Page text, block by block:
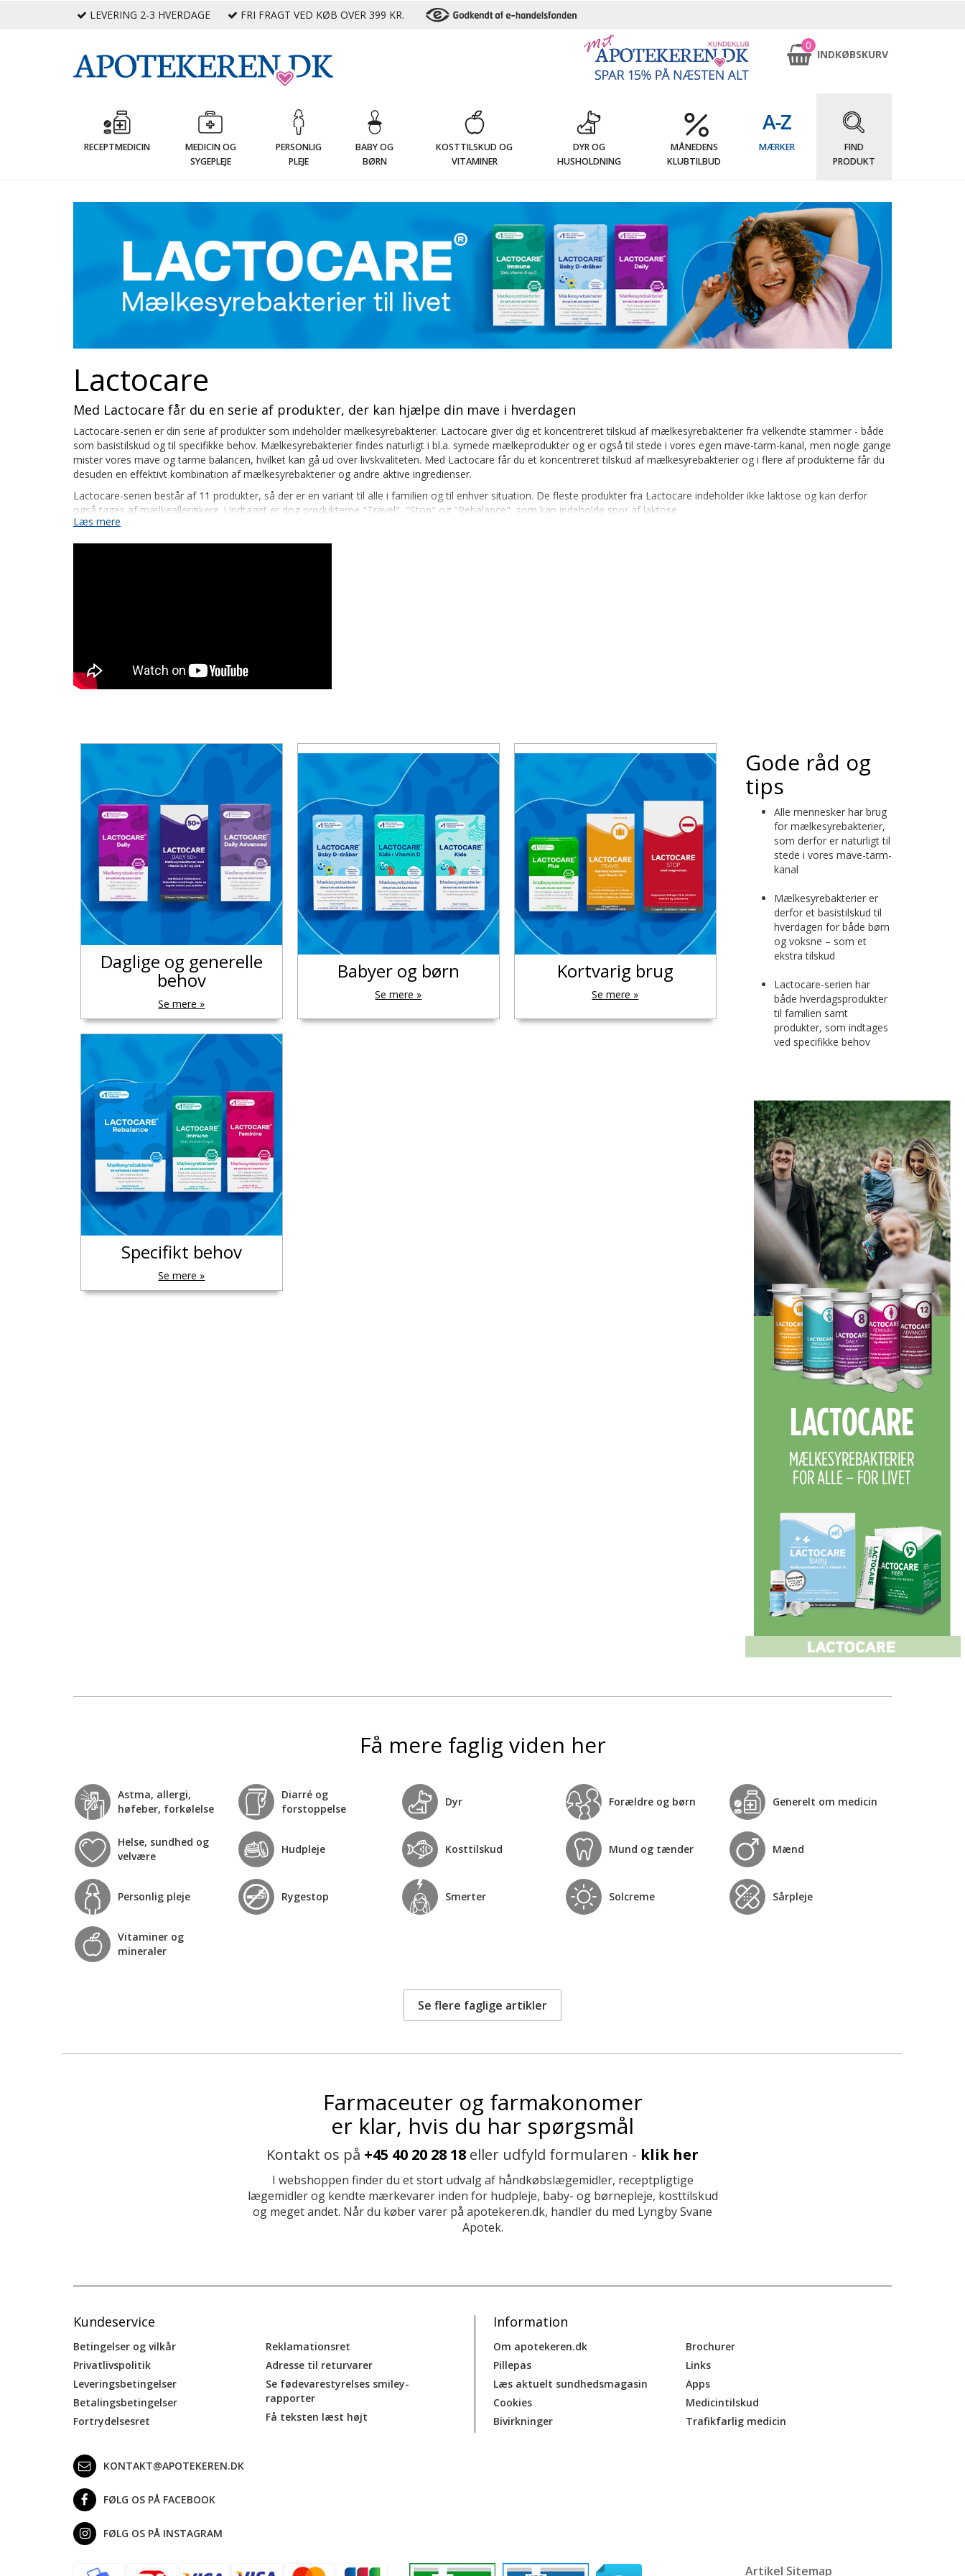
LEVERING 2-3 HVERDAGE FRI FRAGT VED KØB OVER 399 KR.
0
INDKØBSKURV
RECEPTMEDICIN
MEDICIN OG
SYGEPLEJE
PERSONLIG
PLEJE
BABY OG
BØRN
KOSTTILSKUD OG
VITAMINER
DYR OG
HUSHOLDNING
MÅNEDENS
KLUBTILBUD
MÆRKER
FIND
PRODUKT
Lactocare
Med Lactocare får du en serie af produkter, der kan hjælpe din mave i hverdagen
Lactocare-serien er din serie af produkter som indeholder mælkesyrebakterier. Lactocare giver dig et koncentreret tilskud af mælkesyrebakterier fra velkendte stammer - både
som basistilskud og til specifikke behov. Mælkesyrebakterier findes naturligt i bl.a. syrnede mælkeprodukter og er også til stede i vores egen mave-tarm-kanal, men nogle gange
mister vores mave og tarme balancen, hvilket kan gå ud over livskvaliteten. Med Lactocare får du et koncentreret tilskud af mælkesyrebakterier og i flere af produkterne får du
desuden en effektivt kombination af mælkesyrebakterier og andre aktive ingredienser.
Lactocare-serien består af 11 produkter, så der er en variant til alle i familien og til enhver situation. De fleste produkter fra Lactocare indeholder ikke laktose og kan derfor
også tages af mælkeallergikere. Undtaget er dog produkterne "Travel", "Stop" og "Rebalance", som kan indeholde spor af laktose.
Styrk din tarmflora med et godt hverdagstilskud fra Lactocare - køb online nu, eller kom ind på et af vore apoteker og få råd og vejledning til at få styr på mavens balance.
Læs mere
Daglige og generelle
behov
Se mere »
Babyer og børn
Se mere »
Kortvarig brug
Se mere »
Specifikt behov
Se mere »
Gode råd og
tips
Alle mennesker har brug
for mælkesyrebakterier,
som derfor er naturligt til
stede i vores mave-tarm-
kanal
Mælkesyrebakterier er
derfor et basistilskud til
hverdagen for både børn
og voksne – som et
ekstra tilskud
Lactocare-serien har
både hverdagsprodukter
til familien samt
produkter, som indtages
ved specifikke behov
Få mere faglig viden her
Astma, allergi,
høfeber, forkølelse
Diarré og
forstoppelse
Dyr Forældre og børn Generelt om medicin
Helse, sundhed og
velvære
Hudpleje Kosttilskud Mund og tænder Mænd
Personlig pleje Rygestop Smerter Solcreme Sårpleje
Vitaminer og
mineraler
Se flere faglige artikler
Farmaceuter og farmakonomer
er klar, hvis du har spørgsmål
Kontakt os på +45 40 20 28 18 eller udfyld formularen - klik her
I webshoppen finder du et stort udvalg af håndkøbslægemidler, receptpligtige
lægemidler og kendte mærkevarer inden for hudpleje, baby- og børnepleje, kosttilskud
og meget andet. Når du køber varer på apotekeren.dk, handler du med Lyngby Svane
Apotek.
Kundeservice
Betingelser og vilkår
Privatlivspolitik
Leveringsbetingelser
Betalingsbetingelser
Fortrydelsesret
Reklamationsret
Adresse til returvarer
Se fødevarestyrelses smiley-
rapporter
Få teksten læst højt
Information
Om apotekeren.dk
Pillepas
Læs aktuelt sundhedsmagasin
Cookies
Bivirkninger
Brochurer
Links
Apps
Medicintilskud
Trafikfarlig medicin
KONTAKT@APOTEKEREN.DK
FØLG OS PÅ FACEBOOK
FØLG OS PÅ INSTAGRAM
Artikel Sitemap